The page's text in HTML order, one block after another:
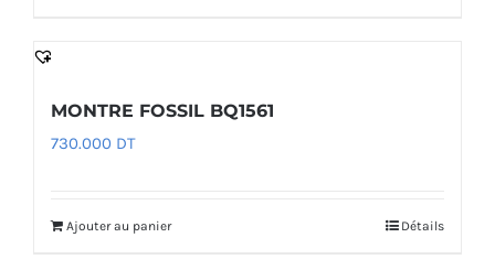
MONTRE FOSSIL BQ1561
730.000 DT
Ajouter au panier Détails